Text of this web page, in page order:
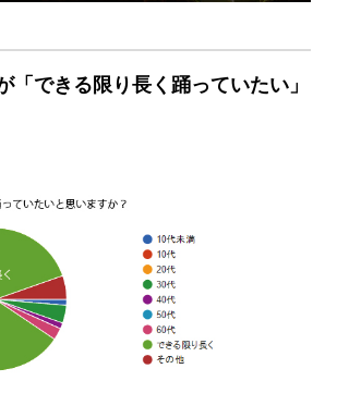
「できる限り長く踊っていたい」